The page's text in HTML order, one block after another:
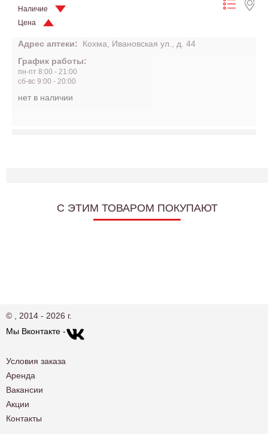
Наличие
Цена
Адрес аптеки:
Кохма, Ивановская ул., д. 44
График работы:
пн-пт 8:00 - 21:00
сб-вс 9:00 - 20:00
нет в наличии
C ЭТИМ ТОВАРОМ ПОКУПАЮТ
© , 2014 - 2026 г.
Мы Вконтакте -
Условия заказа
Аренда
Вакансии
Акции
Контакты